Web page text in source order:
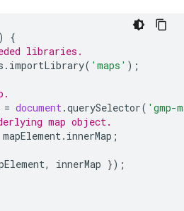
{
libraries.
. importLibrary( 'maps' );
= document.querySelector( 'gmp-
map object.
mapElement. innerMap ;
, innerMap });